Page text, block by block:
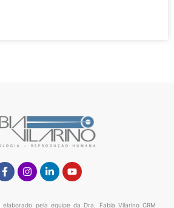
Facebook-
f
Instagram
Linkedin-
in
Youtube
pela equipe da Dra. Fabia Vilarino CRM